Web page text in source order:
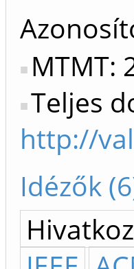
MTMT:
Teljes
http://
Idézők